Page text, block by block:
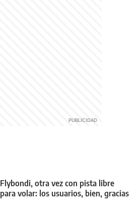
Flybondi, otra vez con pista libre
para volar: los usuarios, bien, gracias